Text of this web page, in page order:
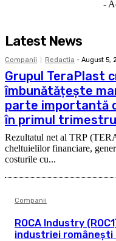
-
Latest News
Companii Redactia - August 5,
Grupul TeraPlast
îmbunătățește
parte importantă
în primul trimestru
Rezultatul net al TRP
cheltuielilor financiare,
costurile cu...
Companii
ROCA Industry
industriei